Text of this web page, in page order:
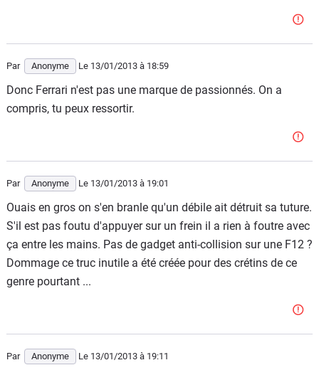
Par Anonyme Le 13/01/2013 à 18:59
Donc Ferrari n'est pas une marque de passionnés. On a
compris, tu peux ressortir.
Par Anonyme Le 13/01/2013 à 19:01
Ouais en gros on s'en branle qu'un débile ait détruit sa tuture.
S'il est pas foutu d'appuyer sur un frein il a rien à foutre avec
ça entre les mains. Pas de gadget anti-collision sur une F12 ?
Dommage ce truc inutile a été créée pour des crétins de ce
genre pourtant ...
Par Anonyme Le 13/01/2013 à 19:11